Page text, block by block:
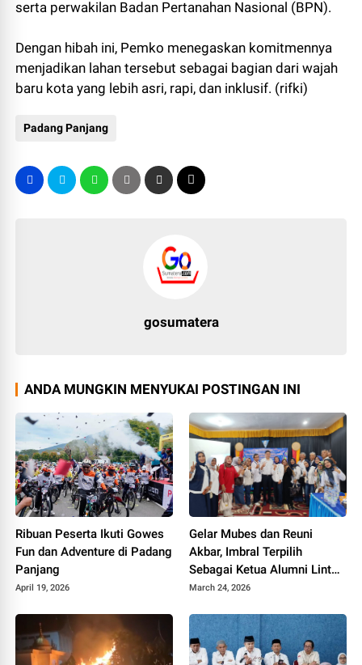
serta perwakilan Badan Pertanahan Nasional (BPN).
Dengan hibah ini, Pemko menegaskan komitmennya
menjadikan lahan tersebut sebagai bagian dari wajah
baru kota yang lebih asri, rapi, dan inklusif. (rifki)
Padang Panjang
gosumatera
ANDA MUNGKIN MENYUKAI POSTINGAN INI
Ribuan Peserta Ikuti Gowes
Fun dan Adventure di Padang
Panjang
April 19, 2026
Gelar Mubes dan Reuni
Akbar, Imbral Terpilih
Sebagai Ketua Alumni Lintas
Angkatan SMPN 2 Padang
March 24, 2026